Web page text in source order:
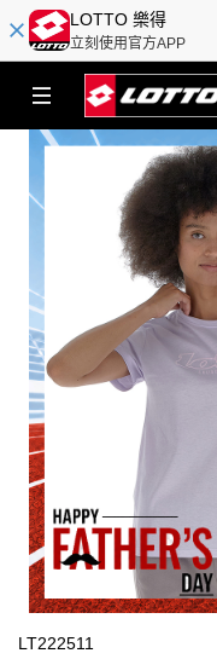
LOTTO 樂得
立刻使用官方APP
LT222511